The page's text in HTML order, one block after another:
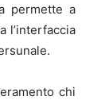
permette a
l’interfaccia
chi